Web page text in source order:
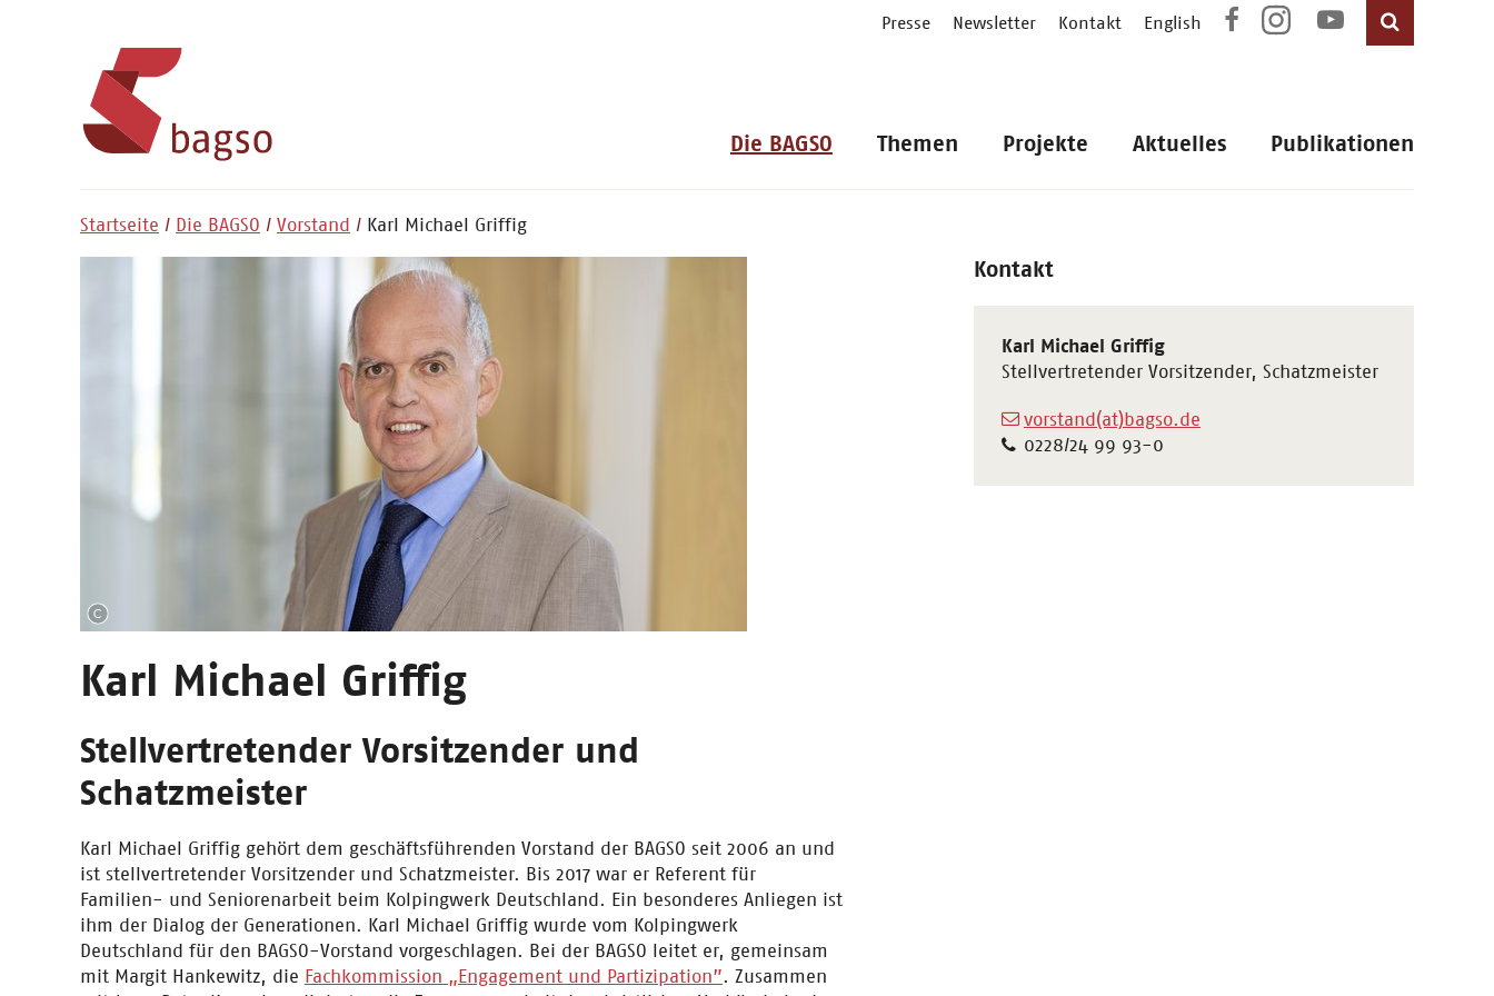
Presse Newsletter Kontakt English
Die BAGSO Themen Projekte Aktuelles Publikationen
Startseite Die BAGSO Vorstand Karl Michael Griffig
Karl Michael Griffig
Stellvertretender Vorsitzender und
Schatzmeister
Karl Michael Griffig gehört dem geschäftsführenden Vorstand der BAGSO seit 2006 an und
ist stellvertretender Vorsitzender und Schatzmeister. Bis 2017 war er Referent für
Familien- und Seniorenarbeit beim Kolpingwerk Deutschland. Ein besonderes Anliegen ist
ihm der Dialog der Generationen. Karl Michael Griffig wurde vom Kolpingwerk
Deutschland für den BAGSO-Vorstand vorgeschlagen. Bei der BAGSO leitet er, gemeinsam
mit Margit Hankewitz, die Fachkommission „Engagement und Partizipation”. Zusammen
Kontakt
Karl Michael Griffig
Stellvertretender Vorsitzender, Schatzmeister
vorstand(at)bagso.de
0228/24 99 93-0